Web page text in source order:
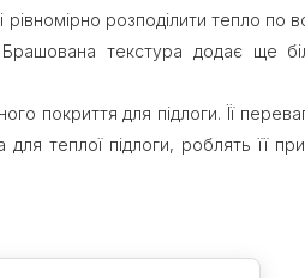
розподілити тепло по
текстура додає ще
покриття для підлоги. Її
теплої підлоги, роблять її